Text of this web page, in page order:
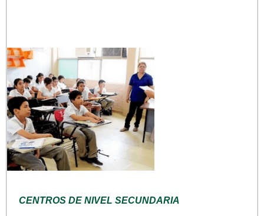
CENTROS DE NIVEL SECUNDARIA